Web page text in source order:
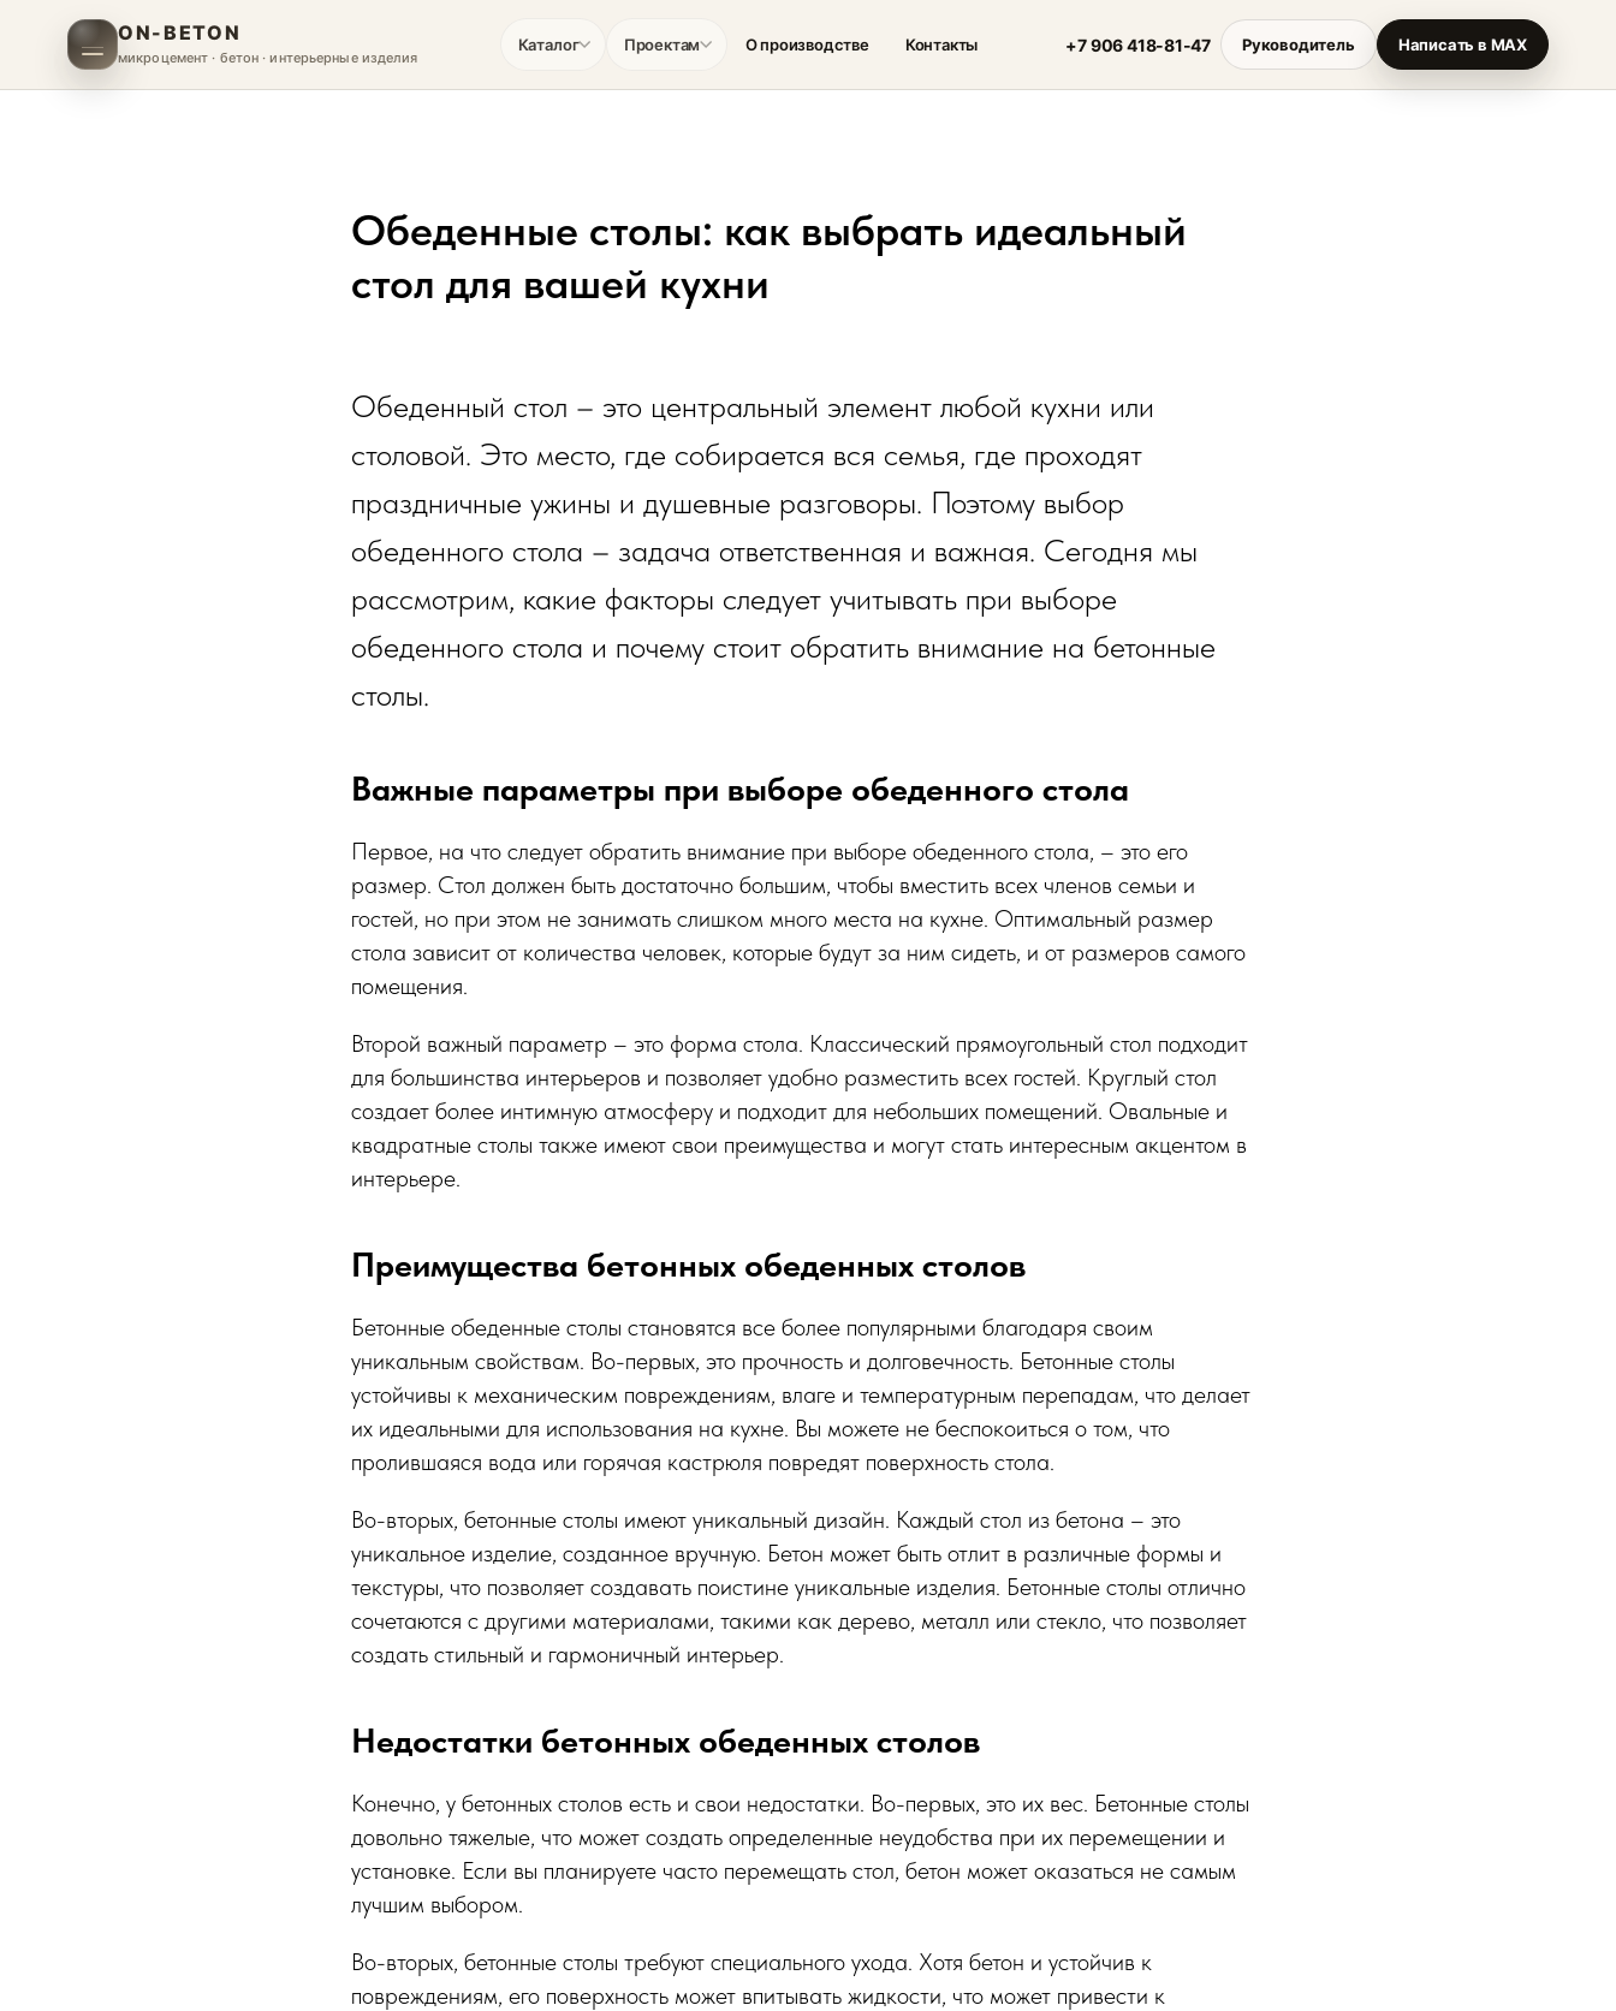
ON-BETON
микроцемент · бетон · интерьерные изделия
Каталог Проектам О производстве Контакты +7 906 418-81-47 Руководитель Написать в MAX
Обеденные столы: как выбрать идеальный
стол для вашей кухни
Обеденный стол – это центральный элемент любой кухни или
столовой. Это место, где собирается вся семья, где проходят
праздничные ужины и душевные разговоры. Поэтому выбор
обеденного стола – задача ответственная и важная. Сегодня мы
рассмотрим, какие факторы следует учитывать при выборе
обеденного стола и почему стоит обратить внимание на бетонные
столы.
Важные параметры при выборе обеденного стола
Первое, на что следует обратить внимание при выборе обеденного стола, – это его
размер. Стол должен быть достаточно большим, чтобы вместить всех членов семьи и
гостей, но при этом не занимать слишком много места на кухне. Оптимальный размер
стола зависит от количества человек, которые будут за ним сидеть, и от размеров самого
помещения.
Второй важный параметр – это форма стола. Классический прямоугольный стол подходит
для большинства интерьеров и позволяет удобно разместить всех гостей. Круглый стол
создает более интимную атмосферу и подходит для небольших помещений. Овальные и
квадратные столы также имеют свои преимущества и могут стать интересным акцентом в
интерьере.
Преимущества бетонных обеденных столов
Бетонные обеденные столы становятся все более популярными благодаря своим
уникальным свойствам. Во-первых, это прочность и долговечность. Бетонные столы
устойчивы к механическим повреждениям, влаге и температурным перепадам, что делает
их идеальными для использования на кухне. Вы можете не беспокоиться о том, что
пролившаяся вода или горячая кастрюля повредят поверхность стола.
Во-вторых, бетонные столы имеют уникальный дизайн. Каждый стол из бетона – это
уникальное изделие, созданное вручную. Бетон может быть отлит в различные формы и
текстуры, что позволяет создавать поистине уникальные изделия. Бетонные столы отлично
сочетаются с другими материалами, такими как дерево, металл или стекло, что позволяет
создать стильный и гармоничный интерьер.
Недостатки бетонных обеденных столов
Конечно, у бетонных столов есть и свои недостатки. Во-первых, это их вес. Бетонные столы
довольно тяжелые, что может создать определенные неудобства при их перемещении и
установке. Если вы планируете часто перемещать стол, бетон может оказаться не самым
лучшим выбором.
Во-вторых, бетонные столы требуют специального ухода. Хотя бетон и устойчив к
повреждениям, его поверхность может впитывать жидкости, что может привести к